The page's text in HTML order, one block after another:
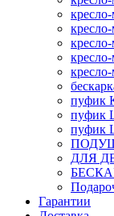
пуфик
ДЛЯ
Гарантии